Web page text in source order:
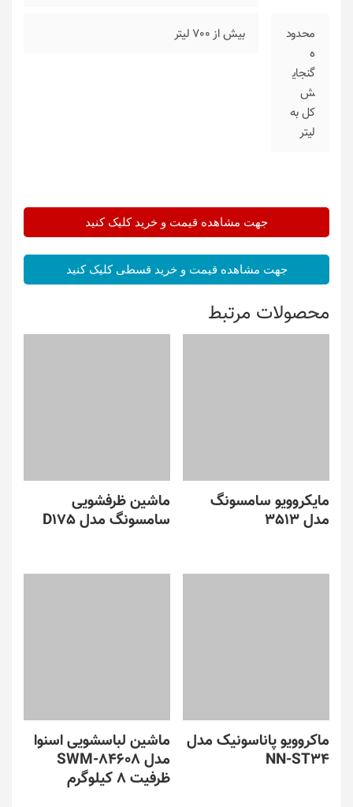
محدود
گنجای
ش
کل به
لیتر
بیش از 700 لیتر
جهت مشاهده قیمت و خرید کلیک کنید
جهت مشاهده قیمت و خرید قسطی کلیک کنید
محصولات مرتبط
مایکروویو سامسونگ
مدل 3513
ماشین ظرفشویی
سامسونگ مدل D175
ماکروویو پاناسونیک مدل
NN-ST34
ماشین لباسشویی اسنوا
مدل SWM-84608
ظرفیت ۸ کیلوگرم